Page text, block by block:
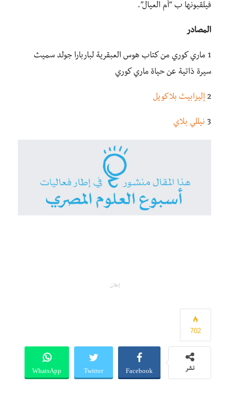
فيلقبونها ب “أم العيال”.
المصادر
1 ماري كوري من كتاب هوس العبقرية لباربارا جولد سميث
سيرة ذاتية عن حياة ماري كوري
2 إليزابيث بلاكويل
3 نيللي بلاي
إعلان
702
نشر Facebook
Twitter
WhatsApp